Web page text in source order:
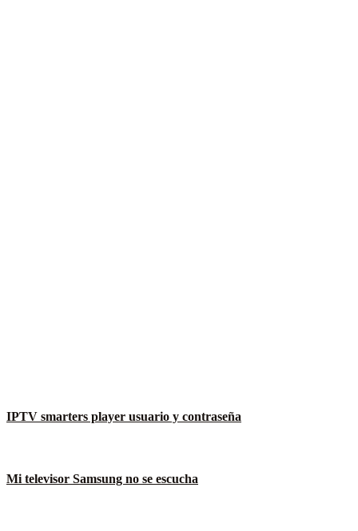
IPTV smarters player usuario y contraseña
Mi televisor Samsung no se escucha